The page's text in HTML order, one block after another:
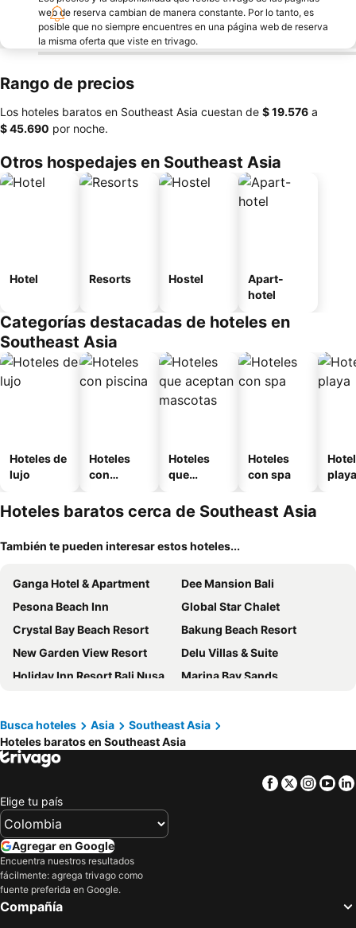
web de reserva cambian de manera constante. Por lo tanto, es
posible que no siempre encuentres en una página web de reserva
la misma oferta que viste en trivago.
Rango de precios
Los hoteles baratos en Southeast Asia cuestan de ‎$ 19.576 a
‎$ 45.690 por noche.
Otros hospedajes en Southeast Asia
Hotel Resorts Hostel
Apart-
hotel
Categorías destacadas de hoteles en
Southeast Asia
Hoteles de
lujo
Hoteles
con
Hoteles
que
mascotas
Hoteles
con spa
playa
Hoteles baratos cerca de Southeast Asia
También te pueden interesar estos hoteles...
Ganga Hotel & Apartment
Dee Mansion Bali
Pesona Beach Inn
Global Star Chalet
Crystal Bay Beach Resort
Bakung Beach Resort
New Garden View Resort
Delu Villas & Suite
Holiday Inn Resort Bali Nusa Dua By Ihg
Marina Bay Sands
Hotel 99 Kepong
Hotel Indigo Bali Seminyak Beach By Ihg
Prama Sanur Beach Bali
Royal Crown Hotel & Spa
Champlung Mas Hotel
Hyatt Regency Bali
Kuta Central Park Hotel
Grand Mercure Bali Seminyak
Thai House Beach Resort
The Legian Mas Beach Inn
Grand 5 Hotel & Plaza Sukhumvit Bangkok
Busca hoteles Asia
Southeast Asia
Hoteles baratos en Southeast Asia
Facebook
Twitter
Elige tu país
Agregar en Google
Encuentra nuestros resultados
fácilmente: agrega trivago como
fuente preferida en Google.
Compañía